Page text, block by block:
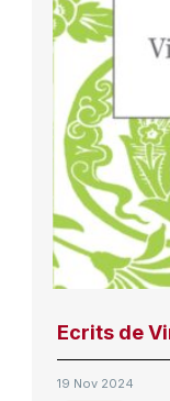
Ecrits de
19 Nov 2024